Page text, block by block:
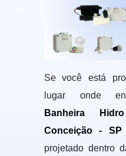
Se você está
lugar onde
Banheira
Conceição - SP
projetado dentro